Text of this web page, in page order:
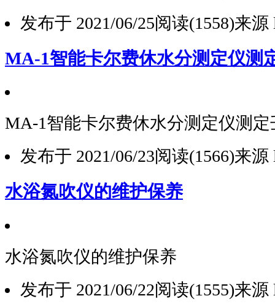
发布于 2021/06/25阅读(1558)来源
MA-1智能卡尔费休水分测定仪测
MA-1智能卡尔费休水分测定仪测
发布于 2021/06/23阅读(1566)来源
水浴氮吹仪的维护保养
水浴氮吹仪的维护保养
发布于 2021/06/22阅读(1555)来源